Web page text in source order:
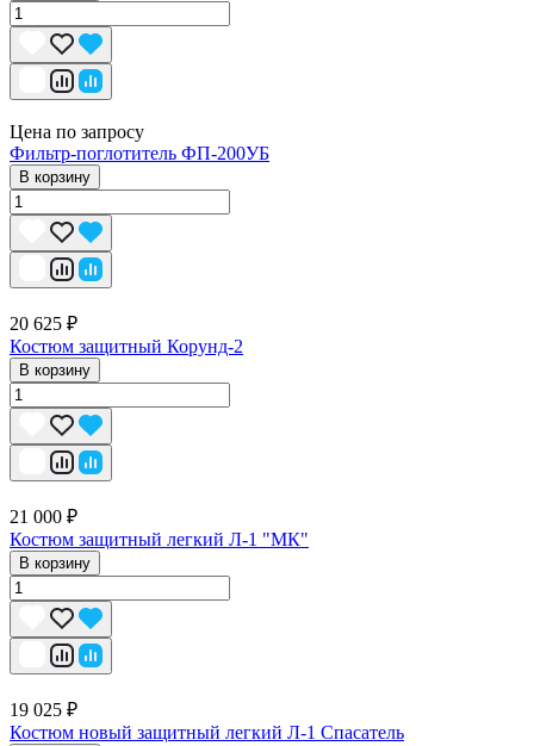
Цена по запросу
Фильтр-поглотитель ФП-200УБ
В корзину
20 625 ₽
Костюм защитный Корунд-2
В корзину
21 000 ₽
Костюм защитный легкий Л-1 "МК"
В корзину
19 025 ₽
Костюм новый защитный легкий Л-1 Спасатель